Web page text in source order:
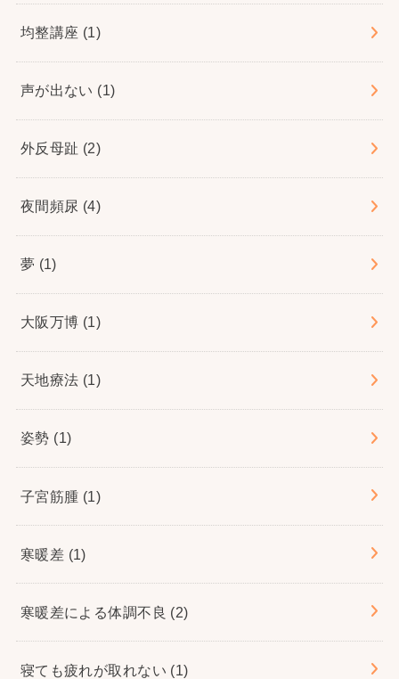
均整講座 (1)
声が出ない (1)
外反母趾 (2)
夜間頻尿 (4)
夢 (1)
大阪万博 (1)
天地療法 (1)
姿勢 (1)
子宮筋腫 (1)
寒暖差 (1)
寒暖差による体調不良 (2)
寝ても疲れが取れない (1)